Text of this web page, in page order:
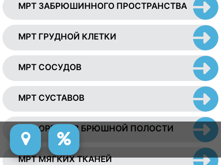
МРТ ЗАБРЮШИННОГО ПРОСТРАНСТВА
МРТ ГРУДНОЙ КЛЕТКИ
МРТ СОСУДОВ
МРТ СУСТАВОВ
МРТ ОРГАНОВ БРЮШНОЙ ПОЛОСТИ
МРТ МЯГКИХ ТКАНЕЙ